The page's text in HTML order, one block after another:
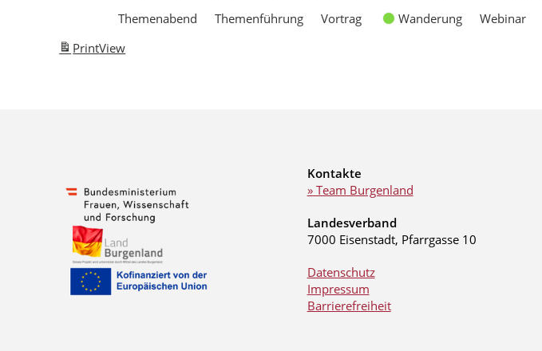
Themenabend
Themenführung Vortrag Wanderung Webinar
PrintView
Kontakte
» Team Burgenland
Landesverband
7000 Eisenstadt, Pfarrgasse 10
Datenschutz
Impressum
Barrierefreiheit